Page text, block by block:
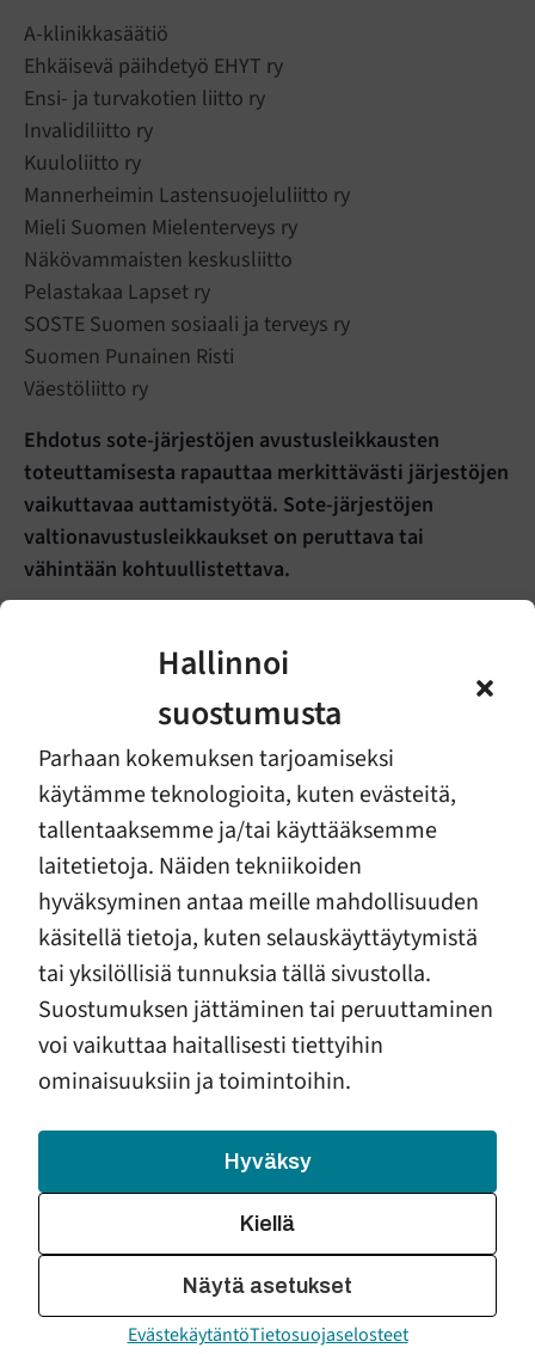
Hallinnoi
suostumusta
Parhaan kokemuksen tarjoamiseksi
käytämme teknologioita, kuten evästeitä,
tallentaaksemme ja/tai käyttääksemme
laitetietoja. Näiden tekniikoiden
hyväksyminen antaa meille mahdollisuuden
käsitellä tietoja, kuten selauskäyttäytymistä
tai yksilöllisiä tunnuksia tällä sivustolla.
Suostumuksen jättäminen tai peruuttaminen
voi vaikuttaa haitallisesti tiettyihin
ominaisuuksiin ja toimintoihin.
Hyväksy
Kiellä
Näytä asetukset
EvästekäytäntöTietosuojaselosteet
A-klinikkasäätiö
Ehkäisevä päihdetyö EHYT ry
Ensi- ja turvakotien liitto ry
Invalidiliitto ry
Kuuloliitto ry
Mannerheimin Lastensuojeluliitto ry
Mieli Suomen Mielenterveys ry
Näkövammaisten keskusliitto
Pelastakaa Lapset ry
SOSTE Suomen sosiaali ja terveys ry
Suomen Punainen Risti
Väestöliitto ry
Ehdotus sote-järjestöjen avustusleikkausten
toteuttamisesta rapauttaa merkittävästi järjestöjen
vaikuttavaa auttamistyötä. Sote-järjestöjen
valtionavustusleikkaukset on peruttava tai
vähintään kohtuullistettava.
avustusleikkaussuunnitelmiin. Ellei eduskunta toisin
miljoonaa tämän vuoden tasoa pienemmäksi.
Hallituskauden loppuun mennessä avustukset ovat
leikkautumassa nykyisestä peräti kolmanneksella.
Riihen linjaus ei ollut sote-järjestöille yllätys. Yllätys
sen sijaan oli Sosiaali- ja terveysjärjestöjen
avustuskeskus STEA:n ilmoitus ensi vuotta koskevan
leikkauksen kohdentamisesta. Vastoin aiempia
keskusteluja leikkaus on kohdistumassa hanke- ja
investointiavustusten lisäksi myös
perusrahoitukseen, joka on mahdollistanut
pitkäjänteisen työn suomalaisten terveyden ja
hyvinvoinnin vahvistamiseksi.
Poliittisella ohjauksella tehty linjaus
avustusleikkausten kohdentamisesta herättää suurta
huolta. Järjestöavustukset eivät ole vain lukuja
budjettikirjassa. Ne vaikuttavat suoraan ihmisten
hyvinvointiin. Sote-järjestöt ovat olemassa, jotta
ihmiset saavat tarvitessaan luotettavaa tietoa omista
oikeuksistaan ja terveyteensä vaikuttavista tekijöistä